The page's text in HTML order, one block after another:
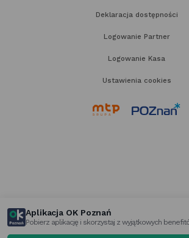
Deklaracja dostępności
Logowanie Partner
Logowanie Kasa
Ustawienia cookies
link
Aplikacja OK Poznań
Pobierz aplikację i skorzystaj z wyjątkowych